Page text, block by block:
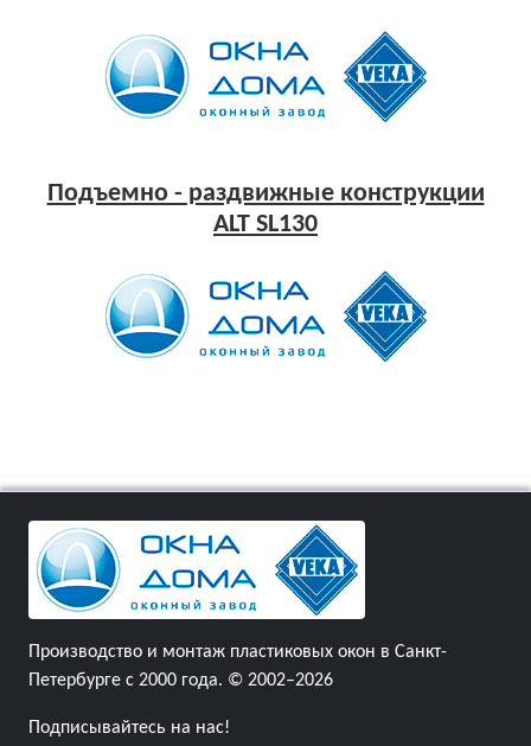
Подъемно - раздвижные конструкции
ALT SL130
Производство и монтаж пластиковых окон в Санкт-
Петербурге с 2000 года. © 2002–2026
Подписывайтесь на нас!